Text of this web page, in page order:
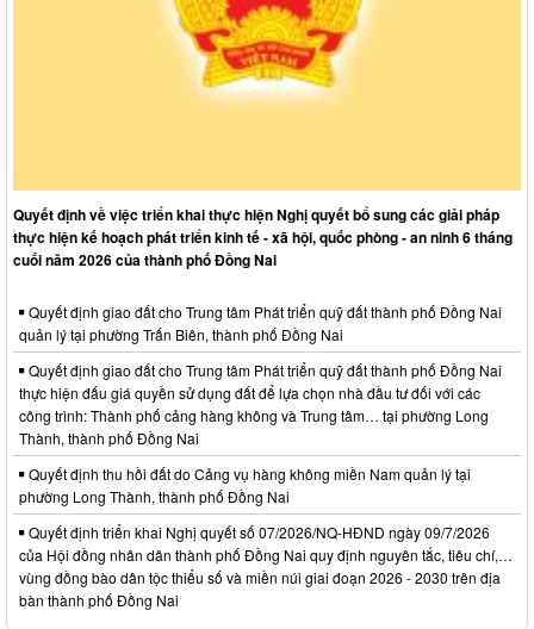
Quyết định về việc triển khai thực hiện Nghị quyết bổ sung các giải pháp
thực hiện kế hoạch phát triển kinh tế - xã hội, quốc phòng - an ninh 6 tháng
cuối năm 2026 của thành phố Đồng Nai
Quyết định giao đất cho Trung tâm Phát triển quỹ đất thành phố Đồng Nai
quản lý tại phường Trấn Biên, thành phố Đồng Nai
Quyết định giao đất cho Trung tâm Phát triển quỹ đất thành phố Đồng Nai
thực hiện đấu giá quyền sử dụng đất để lựa chọn nhà đầu tư đối với các
công trình: Thành phố cảng hàng không và Trung tâm… tại phường Long
Thành, thành phố Đồng Nai
Quyết định thu hồi đất do Cảng vụ hàng không miền Nam quản lý tại
phường Long Thành, thành phố Đồng Nai
Quyết định triển khai Nghị quyết số 07/2026/NQ-HĐND ngày 09/7/2026
của Hội đồng nhân dân thành phố Đồng Nai quy định nguyên tắc, tiêu chí,…
vùng đồng bào dân tộc thiểu số và miền núi giai đoạn 2026 - 2030 trên địa
bàn thành phố Đồng Nai